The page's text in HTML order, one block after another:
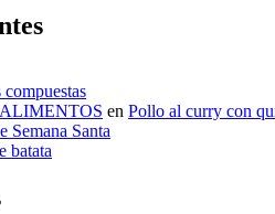
en Pollo al curry con
Semana Santa
batata